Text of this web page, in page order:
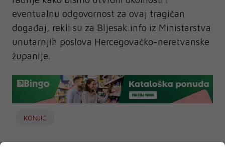
eventualnu odgovornost za ovaj tragičan
događaj, rekli su za Bljesak.info iz Ministarstva
unutarnjih poslova Hercegovačko-neretvanske
županije.
KONJIC